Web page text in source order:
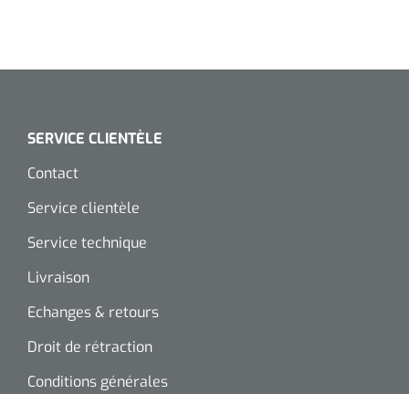
SERVICE CLIENTÈLE
Contact
Service clientèle
Service technique
Livraison
Echanges & retours
Droit de rétraction
Conditions générales